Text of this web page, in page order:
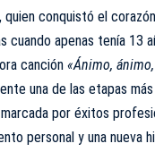
quien conquistó el
cuando apenas tenía 13
canción «Ánimo,
una de las etapas
por éxitos
personal y una nueva